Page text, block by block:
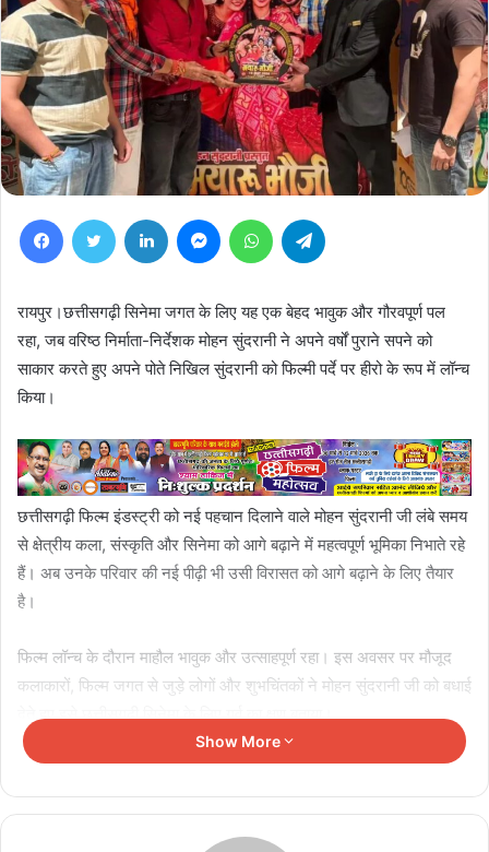
FacebookTwitter LinkedIn MessengerWhatsApp
रायपुर।छत्तीसगढ़ी सिनेमा जगत के लिए यह एक बेहद भावुक और गौरवपूर्ण पल
रहा, जब वरिष्ठ निर्माता-निर्देशक मोहन सुंदरानी ने अपने वर्षों पुराने सपने को
साकार करते हुए अपने पोते निखिल सुंदरानी को फिल्मी पर्दे पर हीरो के रूप में लॉन्च
किया।
छत्तीसगढ़ी फिल्म इंडस्ट्री को नई पहचान दिलाने वाले मोहन सुंदरानी जी लंबे समय
से क्षेत्रीय कला, संस्कृति और सिनेमा को आगे बढ़ाने में महत्वपूर्ण भूमिका निभाते रहे
हैं। अब उनके परिवार की नई पीढ़ी भी उसी विरासत को आगे बढ़ाने के लिए तैयार
है।
फिल्म लॉन्च के दौरान माहौल भावुक और उत्साहपूर्ण रहा। इस अवसर पर मौजूद
कलाकारों, फिल्म जगत से जुड़े लोगों और शुभचिंतकों ने मोहन सुंदरानी जी को बधाई
देते हुए इसे छत्तीसगढ़ी सिनेमा के लिए गर्व का क्षण बताया।
Durg में अवैध खनिज परिवहन करने वाले वाहनों पर शिकंजा,
Show More